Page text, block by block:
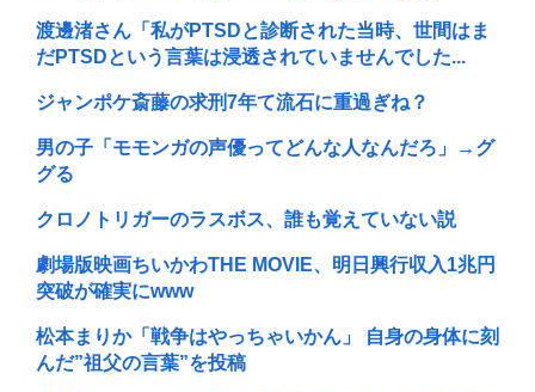
渡邊渚さん「私がPTSDと診断された当時、世間はま
だPTSDという言葉は浸透されていませんでした...
ジャンポケ斎藤の求刑7年て流石に重過ぎね？
男の子「モモンガの声優ってどんな人なんだろ」→グ
グる
クロノトリガーのラスボス、誰も覚えていない説
劇場版映画ちいかわTHE MOVIE、明日興行収入1兆円
突破が確実にwww
松本まりか「戦争はやっちゃいかん」 自身の身体に刻
んだ”祖父の言葉”を投稿